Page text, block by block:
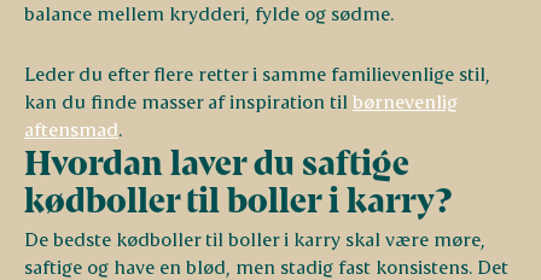
balance mellem krydderi, fylde og sødme.
Leder du efter flere retter i samme familievenlige stil,
kan du finde masser af inspiration til børnevenlig
aftensmad.
Hvordan laver du saftige
kødboller til boller i karry?
De bedste kødboller til boller i karry skal være møre,
saftige og have en blød, men stadig fast konsistens. Det